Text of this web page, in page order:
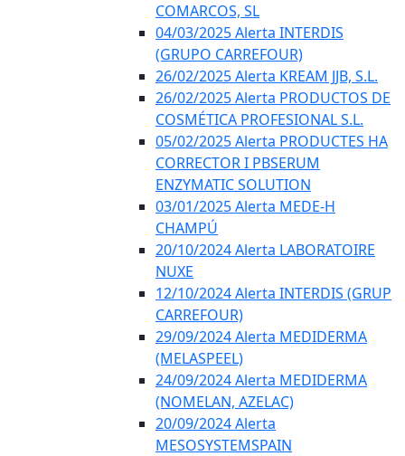
COMARCOS, SL
04/03/2025 Alerta INTERDIS
(GRUPO CARREFOUR)
26/02/2025 Alerta KREAM JJB, S.L.
26/02/2025 Alerta PRODUCTOS DE
COSMÉTICA PROFESIONAL S.L.
05/02/2025 Alerta PRODUCTES HA
CORRECTOR I PBSERUM
ENZYMATIC SOLUTION
03/01/2025 Alerta MEDE-H
CHAMPÚ
20/10/2024 Alerta LABORATOIRE
NUXE
12/10/2024 Alerta INTERDIS (GRUP
CARREFOUR)
29/09/2024 Alerta MEDIDERMA
(MELASPEEL)
24/09/2024 Alerta MEDIDERMA
(NOMELAN, AZELAC)
20/09/2024 Alerta
MESOSYSTEMSPAIN